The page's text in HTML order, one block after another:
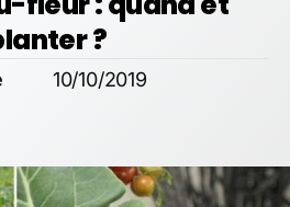
?
10/10/2019